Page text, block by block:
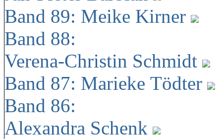
Band 89: Meike Kirner
Band 88:
Verena-Christin Schmidt
Band 87: Marieke Tödter
Band 86:
Alexandra Schenk